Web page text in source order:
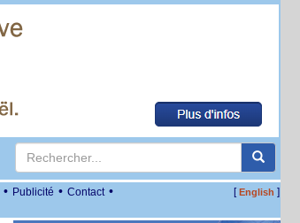
• Publicité • Contact • [English ]